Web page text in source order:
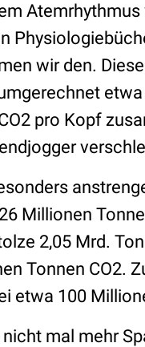
wir den.
pro Kopf
Millionen
2,05 Mrd.
Tonnen CO2.
etwa 100
mal mehr